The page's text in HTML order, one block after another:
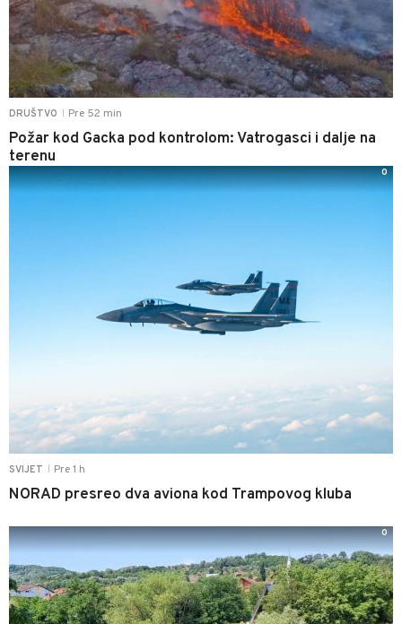
DRUŠTVO Pre 52 min
Požar kod Gacka pod kontrolom: Vatrogasci i dalje na
terenu
SVIJET Pre 1 h
NORAD presreo dva aviona kod Trampovog kluba
0
0